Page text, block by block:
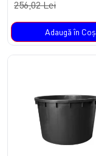
256,02 Lei
Adaugă în Coş